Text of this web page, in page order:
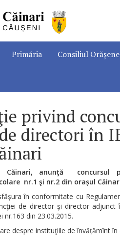
Primăria Consiliul
privind
directori în
Căinari, anunţă concursul
nr.1 şi nr.2 din orașul
în conformitate cu
de director şi director adjunct
nr.163 din 23.03.2015.
despre instituţiile de învățămînt